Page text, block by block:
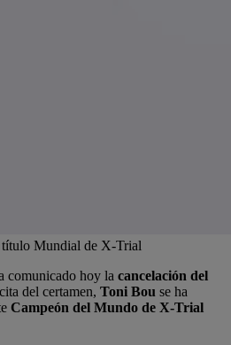
título Mundial de X-Trial
comunicado hoy la cancelación del
del certamen, Toni Bou se ha
Campeón del Mundo de X-Trial